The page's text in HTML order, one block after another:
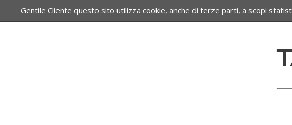
IT -UK
Gentile Cliente questo sito utilizza cookie, anche di terze parti, a scopi